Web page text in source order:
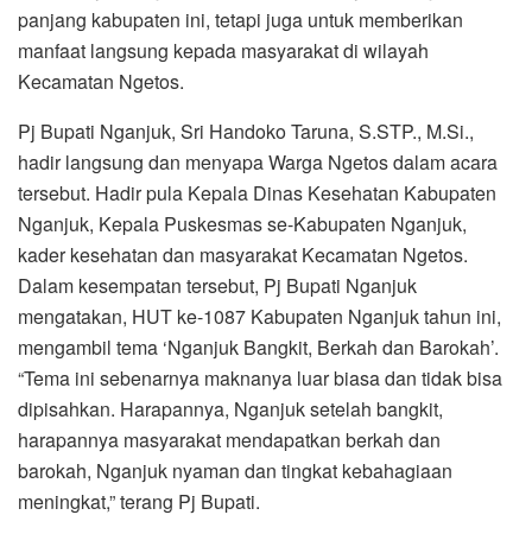
panjang kabupaten ini, tetapi juga untuk memberikan
manfaat langsung kepada masyarakat di wilayah
Kecamatan Ngetos.
Pj Bupati Nganjuk, Sri Handoko Taruna, S.STP., M.Si.,
hadir langsung dan menyapa Warga Ngetos dalam acara
tersebut. Hadir pula Kepala Dinas Kesehatan Kabupaten
Nganjuk, Kepala Puskesmas se-Kabupaten Nganjuk,
kader kesehatan dan masyarakat Kecamatan Ngetos.
Dalam kesempatan tersebut, Pj Bupati Nganjuk
mengatakan, HUT ke-1087 Kabupaten Nganjuk tahun ini,
mengambil tema ‘Nganjuk Bangkit, Berkah dan Barokah’.
“Tema ini sebenarnya maknanya luar biasa dan tidak bisa
dipisahkan. Harapannya, Nganjuk setelah bangkit,
harapannya masyarakat mendapatkan berkah dan
barokah, Nganjuk nyaman dan tingkat kebahagiaan
meningkat,” terang Pj Bupati.